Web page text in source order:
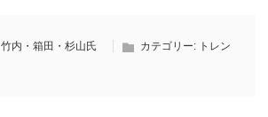
竹内・箱田・杉山氏 カテゴリー: トレン